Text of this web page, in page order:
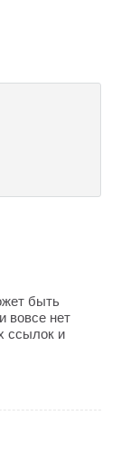
быть
вовсе нет
ссылок и